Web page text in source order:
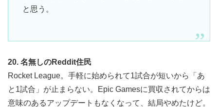
と思う。
20. 名無しのReddit住民
Rocket League。手軽に始められて1試合が短いから「あ
と1試合」が止まらない。Epic Gamesに買収されてからは
意味のあるアップデートもなくなって、結局やめたけど。